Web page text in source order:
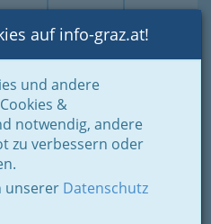
Login Toggle
auf info-graz.at!
und andere
&
notwendig, andere
zu verbessern oder
unserer Datenschutz
& Schenken - der Handel
(Nutzfahrzeuge)